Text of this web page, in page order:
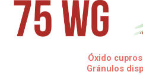
Óxido
Gránulos